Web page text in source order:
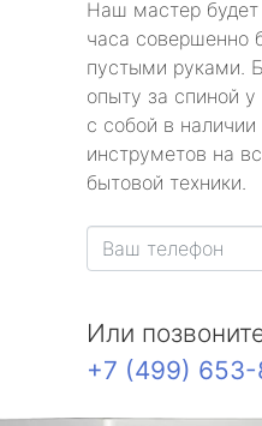
Наш мастер
часа совершенно
пустыми руками.
опыту за спиной у
с собой в
инструметов на
бытовой техники.
Или
+7 (499)